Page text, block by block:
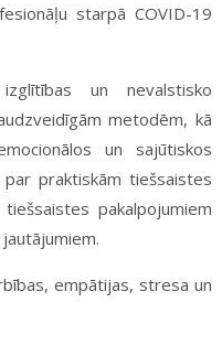
starpā COVID-19
un nevalstisko
metodēm, kā
un sajūtiskos
praktiskām tiešsaistes
pakalpojumiem
empātijas, stresa un